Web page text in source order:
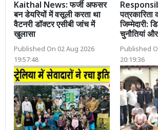
Kaithal News: फर्जी अफसर
बन डेयरियों में वसूली करता था
वैटनरी डॉक्टर एसीबी जांच में
खुलासा
Published On 02 Aug 2026
19:57:48
पत्रकारिता
जिम्मेदारी:
चुनौतियां
Published
20:19:36